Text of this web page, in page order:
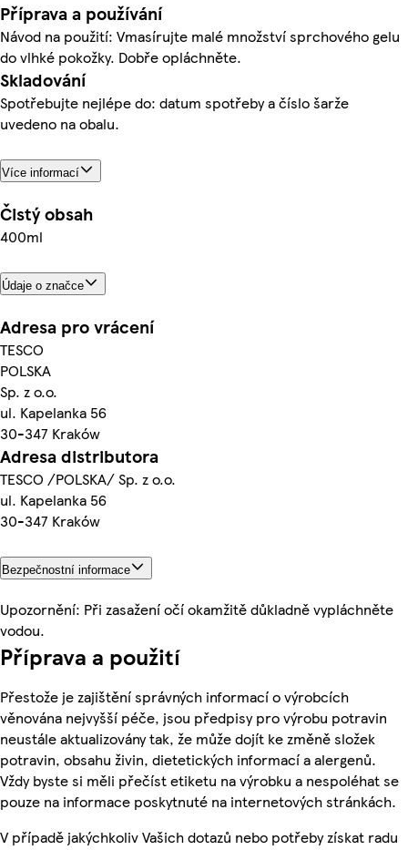
Příprava a používání
Návod na použití: Vmasírujte malé množství sprchového gelu
do vlhké pokožky. Dobře opláchněte.
Skladování
Spotřebujte nejlépe do: datum spotřeby a číslo šarže
uvedeno na obalu.
Více informací
Čistý obsah
400ml
Údaje o značce
Adresa pro vrácení
TESCO
POLSKA
Sp. z o.o.
ul. Kapelanka 56
30-347 Kraków
Adresa distributora
TESCO /POLSKA/ Sp. z o.o.
ul. Kapelanka 56
30-347 Kraków
Bezpečnostní informace
Upozornění: Při zasažení očí okamžitě důkladně vypláchněte
vodou.
Příprava a použití
Přestože je zajištění správných informací o výrobcích
věnována nejvyšší péče, jsou předpisy pro výrobu potravin
neustále aktualizovány tak, že může dojít ke změně složek
potravin, obsahu živin, dietetických informací a alergenů.
Vždy byste si měli přečíst etiketu na výrobku a nespoléhat se
pouze na informace poskytnuté na internetových stránkách.
V případě jakýchkoliv Vašich dotazů nebo potřeby získat radu